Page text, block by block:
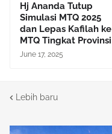
Hj Ananda Tutup
Simulasi MTQ 2025
dan Lepas Kafilah ke
MTQ Tingkat Provinsi
June 17, 2025
Lebih baru